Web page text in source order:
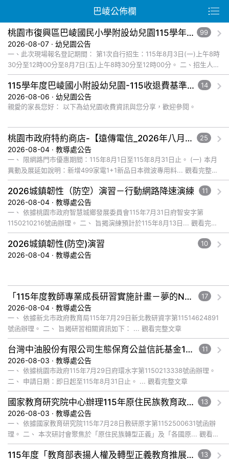
巴崚公佈欄
桃園市復興區巴崚國民小學附設幼兒園115學年度第1次自行招生新生錄取名單公告 99
2026-08-07 · 幼兒園公告
一、此次現場報名登記期間： 第1次自行招生：115年8月3日(一)上午8時
30分至12時00分至8月7日(五)上午8時30分至12時00分。 二、招生人
數： 錄取新生名... 觀看完整文章
115學年度巴崚國小附設幼兒園-115收退費基準及減免收費規定公告 14
2026-08-06 · 幼兒園公告
親愛的家長您好： 以下為幼兒園收費資訊與您分享，歡迎參閱。
桃園市政府特約商店-【遠傳電信_2026年八月爸企獻禮優惠活動】福利資訊 25
2026-08-04 · 教導處公告
一、 限網路門市優惠期間：115年8月1日至115年8月31日止。 (一) 本月
異動及展延如說明：新增499家電1+1新品日本微波專用料... 觀看完整文
章
2026城鎮韌性（防空）演習－行動網路降速演練 11
2026-08-04 · 教導處公告
一、 依據桃園市政府智慧城鄉發展委員會115年7月31日府智安字第
1150210216號函辦理。 二、 旨揭演練預計於115年8月13日... 觀看完整
文章
2026城鎮韌性(防空)演習 10
2026-08-04 · 教導處公告
「115年度教師專業成長研習實施計畫－夢的N次方素養工作坊新北場」計畫 17
2026-08-04 · 教導處公告
一、 依據新北市政府教育局115年7月29日新北教研資字第11514624891
號函辦理。 二、 旨揭研習相關資訊如下： ... 觀看完整文章
台灣中油股份有限公司生態保育公益信託基金116年度補助計畫徵件須知 11
2026-08-03 · 教導處公告
一、 依據桃園市政府115年7月29日府環水字第1150213338號函辦理。
二、 申請日期：即日起至115年8月31日止。 ... 觀看完整文章
國家教育研究院中心辦理115年原住民族教育政策研討會「原住民族教育國際趨勢與發展」 13
2026-08-03 · 教導處公告
一、 依據國家教育研究院115年7月28日教研原字第1152500631號函辦
理。 二、 本次研討會聚焦於「原住民族轉型正義」及「各國原... 觀看完
整文章
115年度「教育部表揚人權及轉型正義教育推展貢獻獎」實施計畫 13